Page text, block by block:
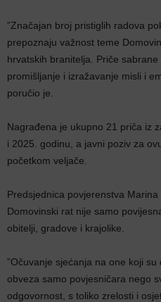
”Značajan broj pristiglih radova
prepoznaju važnost teme
hrvatskih branitelja. Priče
promišljanje i izražavanje misli i
poručio je.
Nagrađena je ukupno 21 priča iz
i 2025. godinu, a javni poziv za
početkom veljače.
Predsjednica povjerenstva
Domovinski rat nije samo
obitelji, gradove i krajolike.
”Očuvanje sjećanja na one koji
obveza samo povjesničara nego
odgovornost, s toliko zrelosti i